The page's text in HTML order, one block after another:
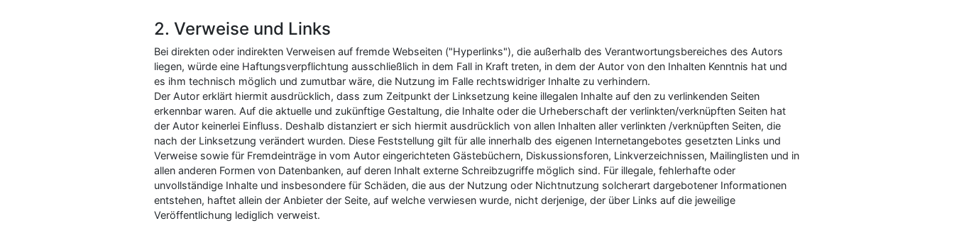
2. Verweise und Links
Bei direkten oder indirekten Verweisen auf fremde Webseiten ("Hyperlinks"), die außerhalb des Verantwortungsbereiches des Autors
liegen, würde eine Haftungsverpflichtung ausschließlich in dem Fall in Kraft treten, in dem der Autor von den Inhalten Kenntnis hat und
es ihm technisch möglich und zumutbar wäre, die Nutzung im Falle rechtswidriger Inhalte zu verhindern.
Der Autor erklärt hiermit ausdrücklich, dass zum Zeitpunkt der Linksetzung keine illegalen Inhalte auf den zu verlinkenden Seiten
erkennbar waren. Auf die aktuelle und zukünftige Gestaltung, die Inhalte oder die Urheberschaft der verlinkten/verknüpften Seiten hat
der Autor keinerlei Einfluss. Deshalb distanziert er sich hiermit ausdrücklich von allen Inhalten aller verlinkten /verknüpften Seiten, die
nach der Linksetzung verändert wurden. Diese Feststellung gilt für alle innerhalb des eigenen Internetangebotes gesetzten Links und
Verweise sowie für Fremdeinträge in vom Autor eingerichteten Gästebüchern, Diskussionsforen, Linkverzeichnissen, Mailinglisten und in
allen anderen Formen von Datenbanken, auf deren Inhalt externe Schreibzugriffe möglich sind. Für illegale, fehlerhafte oder
unvollständige Inhalte und insbesondere für Schäden, die aus der Nutzung oder Nichtnutzung solcherart dargebotener Informationen
entstehen, haftet allein der Anbieter der Seite, auf welche verwiesen wurde, nicht derjenige, der über Links auf die jeweilige
Veröffentlichung lediglich verweist.